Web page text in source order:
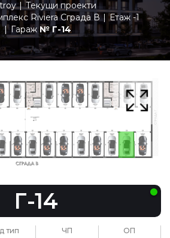
Текущи проекти
Riviera Сграда В
Етаж -1
Гараж№ Г-14
Г-14
тип
ЧП
ОП